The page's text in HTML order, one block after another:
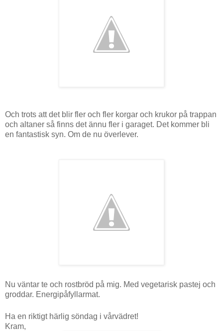
Och trots att det blir fler och fler korgar och krukor på trappan
och altaner så finns det ännu fler i garaget. Det kommer bli
en fantastisk syn. Om de nu överlever.
Nu väntar te och rostbröd på mig. Med vegetarisk pastej och
groddar. Energipåfyllarmat.
Ha en riktigt härlig söndag i vårvädret!
Kram,